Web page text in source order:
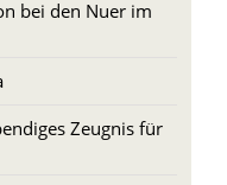
bei den Nuer im
Zeugnis für